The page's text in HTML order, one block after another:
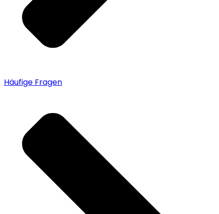
Häufige Fragen